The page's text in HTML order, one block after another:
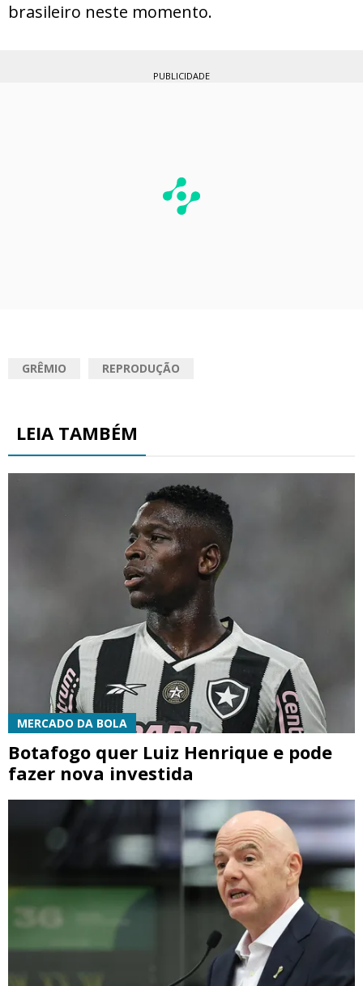
brasileiro neste momento.
PUBLICIDADE
GRÊMIO REPRODUÇÃO
LEIA TAMBÉM
MERCADO DA BOLA
Botafogo quer Luiz Henrique e pode
fazer nova investida